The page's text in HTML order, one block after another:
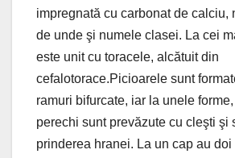
impregnată cu carbonat de calciu,
de unde şi numele clasei. La cei
este unit cu toracele, alcătuit din
cefalotorace.Picioarele sunt
ramuri bifurcate, iar la unele
perechi sunt prevăzute cu cleşti şi
prinderea hranei. La un cap au